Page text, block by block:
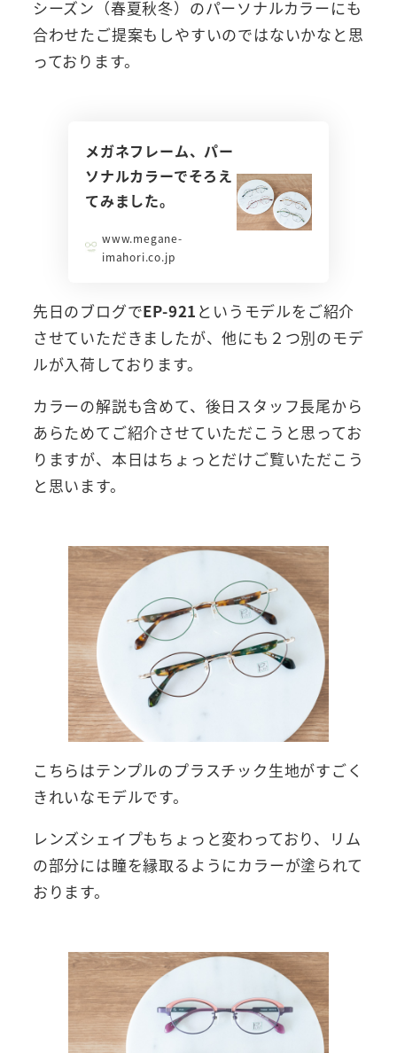
シーズン（春夏秋冬）のパーソナルカラーにも
合わせたご提案もしやすいのではないかなと思
っております。
メガネフレーム、パー
ソナルカラーでそろえ
てみました。
www.megane-
imahori.co.jp
先日のブログでEP-921 というモデルをご紹介
させていただきましたが、他にも２つ別のモデ
ルが入荷しております。
カラーの解説も含めて、後日スタッフ長尾から
あらためてご紹介させていただこうと思ってお
りますが、本日はちょっとだけご覧いただこう
と思います。
こちらはテンプルのプラスチック生地がすごく
きれいなモデルです。
レンズシェイプもちょっと変わっており、リム
の部分には瞳を縁取るようにカラーが塗られて
おります。